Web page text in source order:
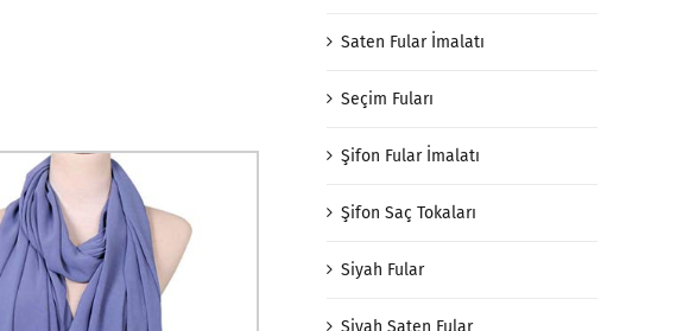
Saten Fular İmalatı
Seçim Fuları
Şifon Fular İmalatı
Şifon Saç Tokaları
Siyah Fular
Siyah Saten Fular